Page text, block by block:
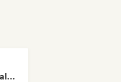
Rob Tavaglione/Catalyst Recording